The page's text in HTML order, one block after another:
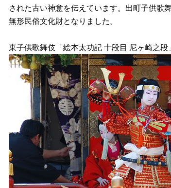
された古い神意を伝えています。出町子供歌
無形民俗文化財となりました。
東子供歌舞伎「絵本太功記 十段目 尼ヶ崎之段